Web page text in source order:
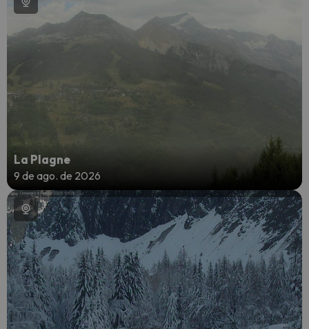
La Plagne
9 de ago. de 2026